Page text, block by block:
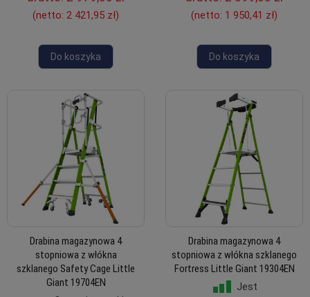
(netto: 2 421,95 zł)
Do koszyka
(netto: 1 950,41 zł)
Do koszyka
Drabina magazynowa 4
stopniowa z włókna
szklanego Safety Cage Little
Giant 19704EN
Drabina magazynowa 4
stopniowa z włókna szklanego
Fortress Little Giant 19304EN
Jest